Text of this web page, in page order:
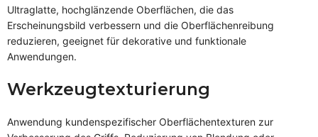
Ultraglatte, hochglänzende Oberflächen, die das
Erscheinungsbild verbessern und die Oberflächenreibung
reduzieren, geeignet für dekorative und funktionale
Anwendungen.
Werkzeugtexturierung
Anwendung kundenspezifischer Oberflächentexturen zur